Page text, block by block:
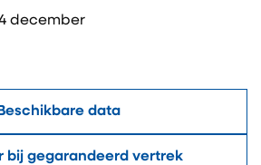
december
Beschikbare data
bij gegarandeerd vertrek